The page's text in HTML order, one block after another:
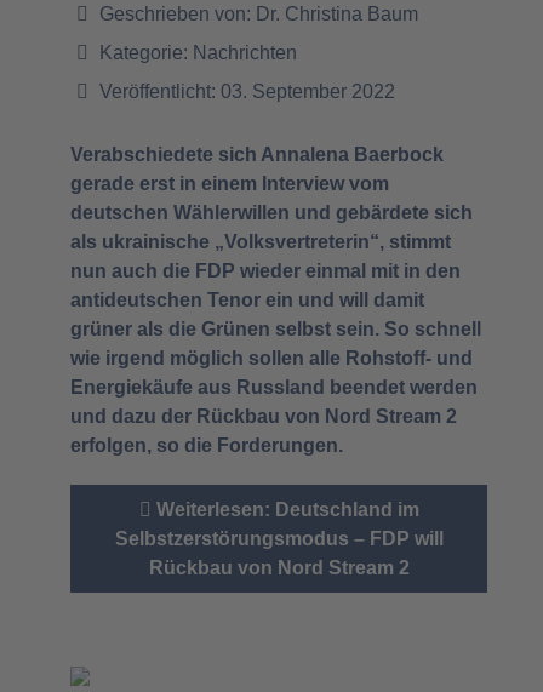
Geschrieben von: Dr. Christina Baum
Kategorie: Nachrichten
Veröffentlicht: 03. September 2022
Verabschiedete sich Annalena Baerbock
gerade erst in einem Interview vom
deutschen Wählerwillen und gebärdete sich
als ukrainische „Volksvertreterin“, stimmt
nun auch die FDP wieder einmal mit in den
antideutschen Tenor ein und will damit
grüner als die Grünen selbst sein. So schnell
wie irgend möglich sollen alle Rohstoff- und
Energiekäufe aus Russland beendet werden
und dazu der Rückbau von Nord Stream 2
erfolgen, so die Forderungen.
Weiterlesen: Deutschland im
Selbstzerstörungsmodus – FDP will
Rückbau von Nord Stream 2